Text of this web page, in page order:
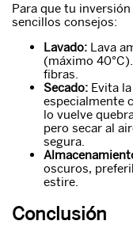
Para que tu
sencillos consejos:
Lavado: Lava
(máximo
fibras.
Secado: Evita
especialmente
lo vuelve
pero secar al
segura.
oscuros,
estire.
Conclusión